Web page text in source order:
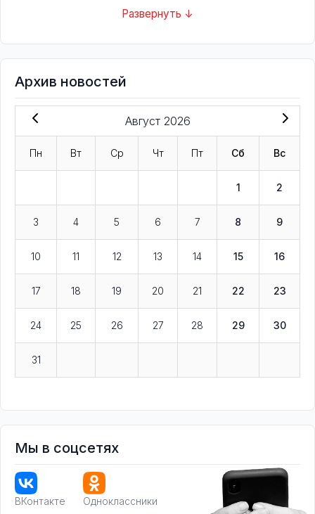
Развернуть ↓
Архив новостей
Август 2026
Пн Вт Ср Чт Пт Сб Вс
1 2
3 4 5 6 7 8 9
10 11 12 13 14 15 16
17 18 19 20 21 22 23
24 25 26 27 28 29 30
31
Мы в соцсетях
ВКонтакте Одноклассники